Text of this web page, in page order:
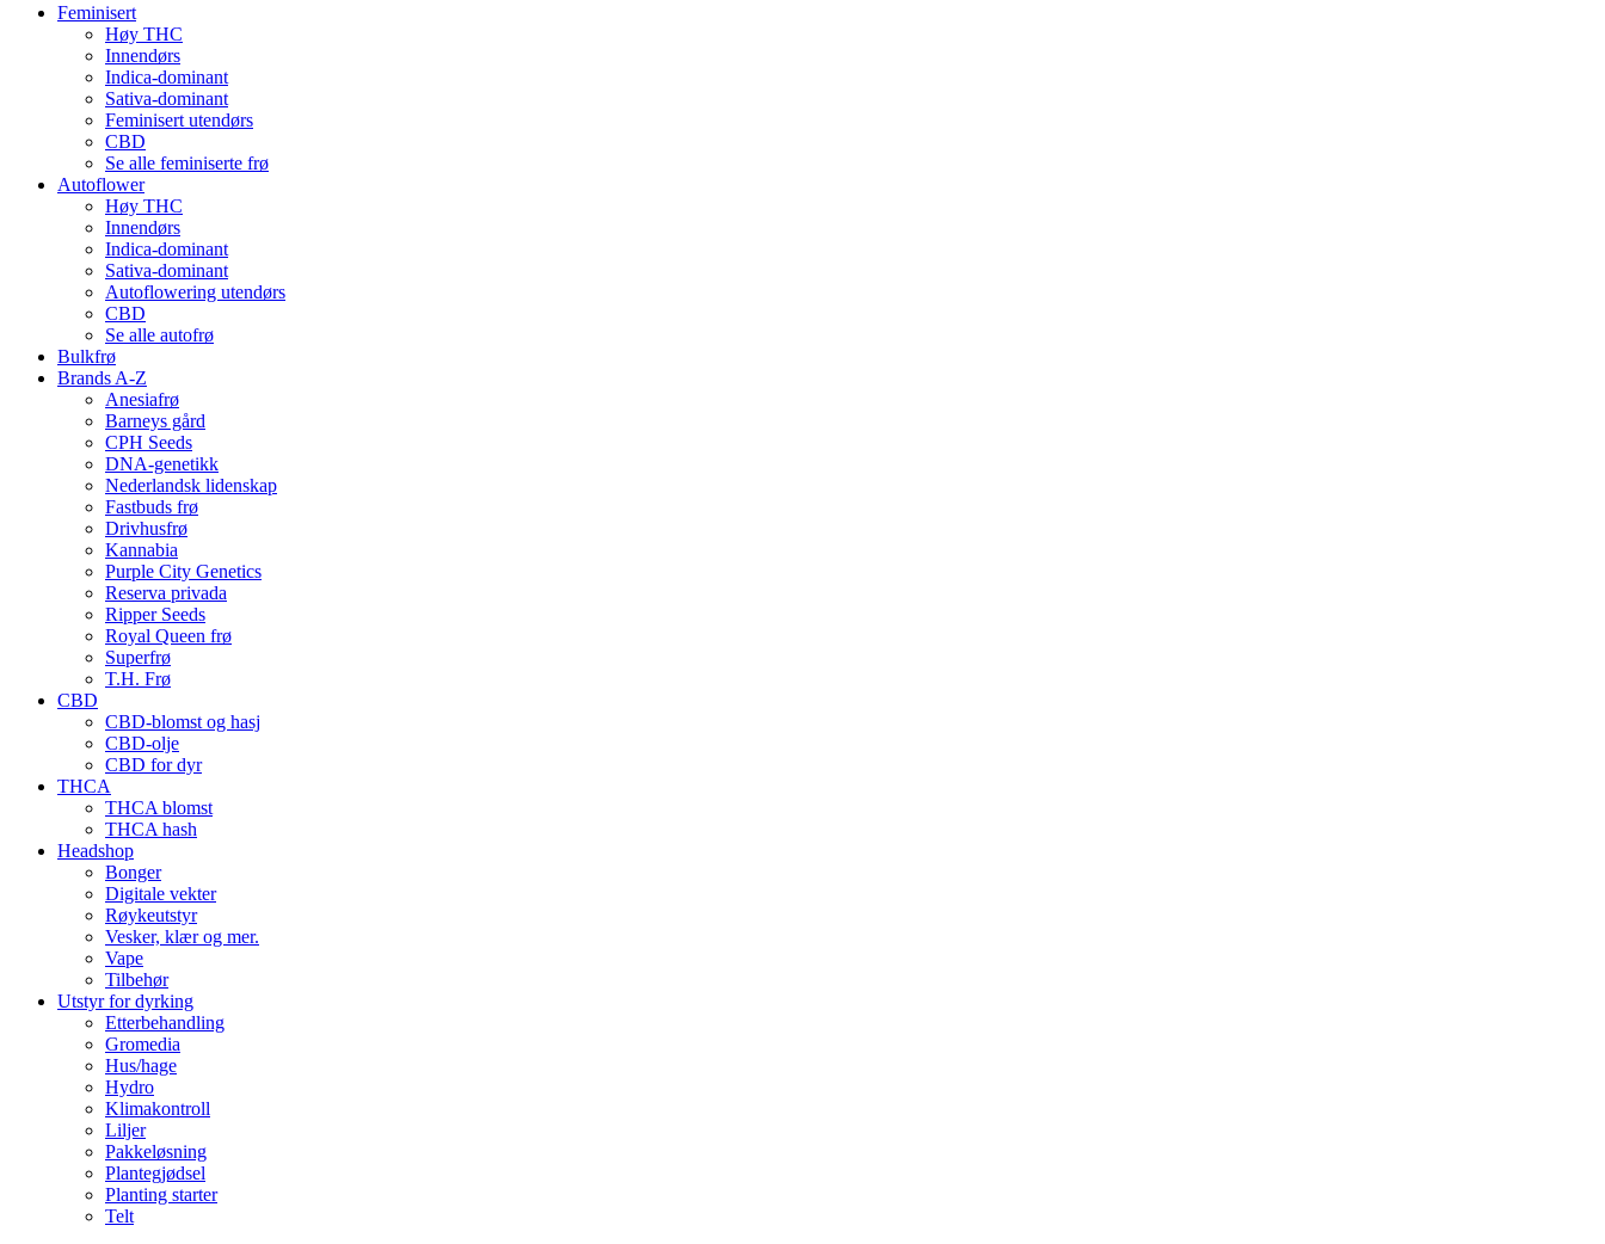
Feminisert
Høy THC
Innendørs
Indica-dominant
Sativa-dominant
Feminisert utendørs
CBD
Se alle feminiserte frø
Autoflower
Høy THC
Innendørs
Indica-dominant
Sativa-dominant
Autoflowering utendørs
CBD
Se alle autofrø
Bulkfrø
Brands A-Z
Anesiafrø
Barneys gård
CPH Seeds
DNA-genetikk
Nederlandsk lidenskap
Fastbuds frø
Drivhusfrø
Kannabia
Purple City Genetics
Reserva privada
Ripper Seeds
Royal Queen frø
Superfrø
T.H. Frø
CBD
CBD-blomst og hasj
CBD-olje
CBD for dyr
THCA
THCA blomst
THCA hash
Headshop
Bonger
Digitale vekter
Røykeutstyr
Vesker, klær og mer.
Vape
Tilbehør
Utstyr for dyrking
Etterbehandling
Gromedia
Hus/hage
Hydro
Klimakontroll
Liljer
Pakkeløsning
Plantegjødsel
Planting starter
Telt